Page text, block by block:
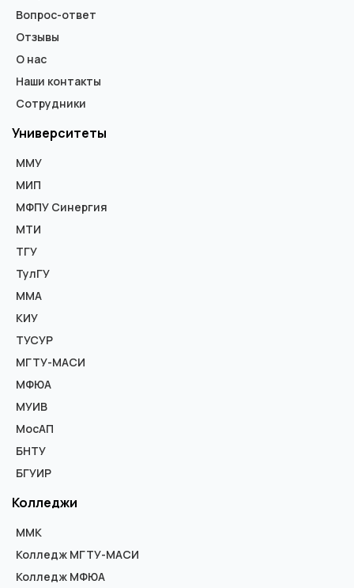
Вопрос-ответ
Отзывы
О нас
Наши контакты
Сотрудники
Университеты
ММУ
МИП
МФПУ Синергия
МТИ
ТГУ
ТулГУ
ММА
КИУ
ТУСУР
МГТУ-МАСИ
МФЮА
МУИВ
МосАП
БНТУ
БГУИР
Колледжи
ММК
Колледж МГТУ-МАСИ
Колледж МФЮА